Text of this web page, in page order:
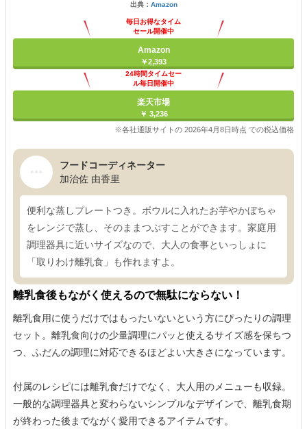
出典： Amazon
毎日お得なタイム
セール開催中
Amazon
￥2,393
24時間タイムセー
ル毎日開催中
楽天市場
￥ 3,236
※各社通販サイトの 2026年4月8日時点 での税込価格
フードコーディネーター
加治佐 由香里
便利な蒸しプレートつき。ボウルに入れたお芋やかぼちゃ
をレンジで蒸し、そのままつぶすことができます。家庭用
調理器具に近いサイズなので、大人の食事といっしょに
「取りわけ離乳食」も作れますよ。
離乳食後もながく使えるので無駄にならない！
離乳食用に使うだけではもったいないという方にぴったりの調理
セット。離乳食向けの少量調理にパッと使えるサイズ感を保ちつ
つ、ふだんの調理に対応できるほどよい大きさになっています。
付属のレシピには離乳食だけでなく、大人用のメニューも収録。
一般的な調理器具と変わらないシンプルなデザインで、離乳食期
が終わった後までながく愛用できるアイテムです。